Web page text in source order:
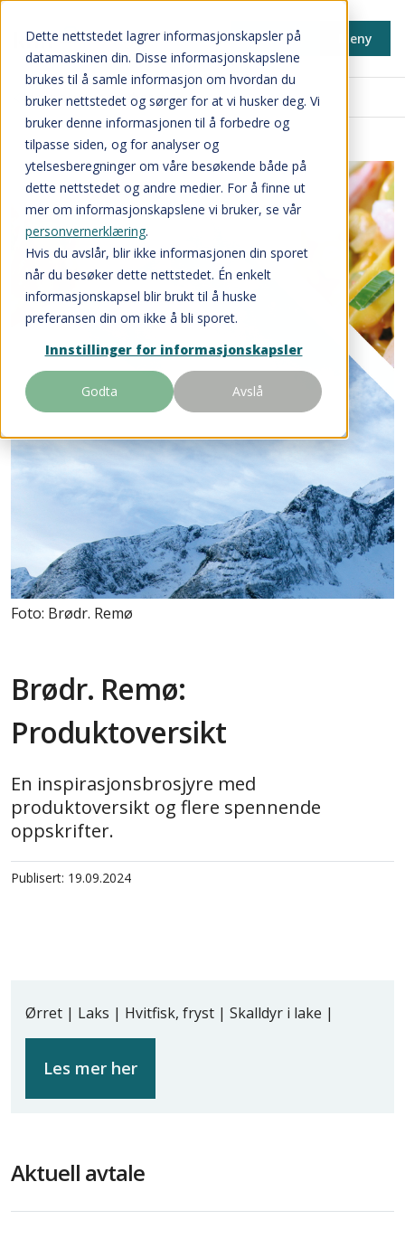
Dette nettstedet lagrer informasjonskapsler på
datamaskinen din. Disse informasjonskapslene
brukes til å samle informasjon om hvordan du
bruker nettstedet og sørger for at vi husker deg. Vi
bruker denne informasjonen til å forbedre og
tilpasse siden, og for analyser og
ytelsesberegninger om våre besøkende både på
dette nettstedet og andre medier. For å finne ut
mer om informasjonskapslene vi bruker, se vår
personvernerklæring.
Hvis du avslår, blir ikke informasjonen din sporet
når du besøker dette nettstedet. Én enkelt
informasjonskapsel blir brukt til å huske
preferansen din om ikke å bli sporet.
Innstillinger for informasjonskapsler
Godta Avslå
Min side Meny
Inspirasjon og nyheter
Foto: Brødr. Remø
Brødr. Remø:
Produktoversikt
En inspirasjonsbrosjyre med
produktoversikt og flere spennende
oppskrifter.
Publisert: 19.09.2024
Ørret | Laks | Hvitfisk, fryst | Skalldyr i lake |
Les mer her
Aktuell avtale